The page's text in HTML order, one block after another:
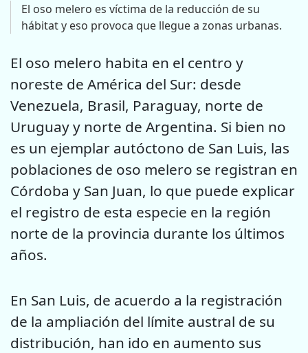
El oso melero es víctima de la reducción de su
hábitat y eso provoca que llegue a zonas urbanas.
El oso melero habita en el centro y
noreste de América del Sur: desde
Venezuela, Brasil, Paraguay, norte de
Uruguay y norte de Argentina. Si bien no
es un ejemplar autóctono de San Luis, las
poblaciones de oso melero se registran en
Córdoba y San Juan, lo que puede explicar
el registro de esta especie en la región
norte de la provincia durante los últimos
años.
En San Luis, de acuerdo a la registración
de la ampliación del límite austral de su
distribución, han ido en aumento sus